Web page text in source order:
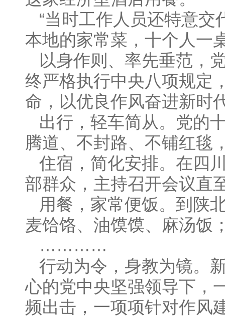
“当时工作人员还特意
本地的家常菜，十个人一
以身作则、率先垂范，
终严格执行中央八项规定
命，以优良作风奋进新时
出行，轻车简从。党的
腾道、不封路、不铺红毯
住宿，简化安排。在四
部群众，主持召开会议直
用餐，家常便饭。到陕
麦饸饹、油馍馍、麻汤饭
…………
行动为令，身教为镜。
心的党中央坚强领导下，
频出击，一项项针对作风